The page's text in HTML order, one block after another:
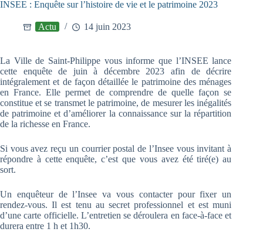
INSEE : Enquête sur l’histoire de vie et le patrimoine 2023
Actu 14 juin 2023
La Ville de Saint-Philippe vous informe que l’INSEE lance
cette enquête de juin à décembre 2023 afin de décrire
intégralement et de façon détaillée le patrimoine des ménages
en France. Elle permet de comprendre de quelle façon se
constitue et se transmet le patrimoine, de mesurer les inégalités
de patrimoine et d’améliorer la connaissance sur la répartition
de la richesse en France.
Si vous avez reçu un courrier postal de l’Insee vous invitant à
répondre à cette enquête, c’est que vous avez été tiré(e) au
sort.
Un enquêteur de l’Insee va vous contacter pour fixer un
rendez-vous. Il est tenu au secret professionnel et est muni
d’une carte officielle. L’entretien se déroulera en face-à-face et
durera entre 1 h et 1h30.